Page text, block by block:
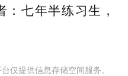
：七年半练习生，
仅提供信息存储空间服务。